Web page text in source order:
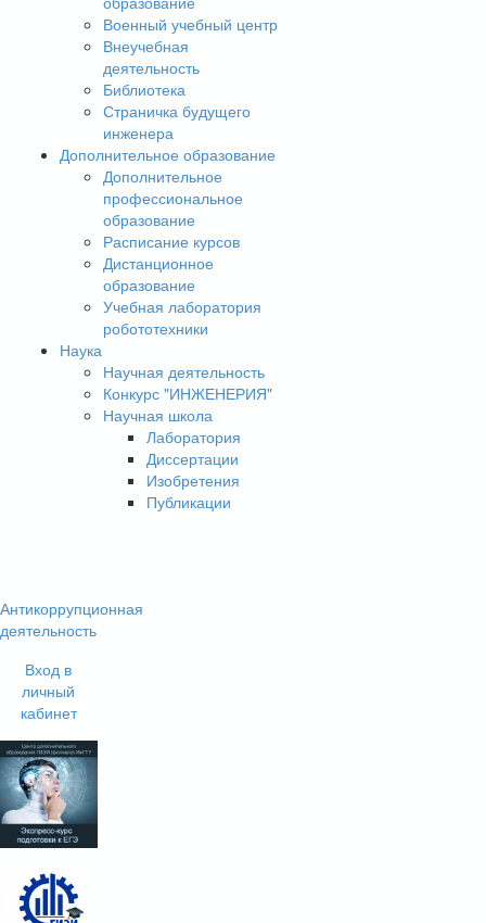
Военный учебный центр
Внеучебная
деятельность
Библиотека
Страничка будущего
инженера
Дополнительное образование
Дополнительное
профессиональное
образование
Расписание курсов
Дистанционное
образование
Учебная лаборатория
робототехники
Наука
Научная деятельность
Конкурс "ИНЖЕНЕРИЯ"
Научная школа
Лаборатория
Диссертации
Изобретения
Публикации
Антикоррупционная
деятельность
Вход в
личный
кабинет